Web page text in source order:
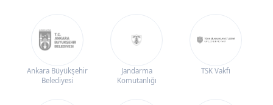
Ankara Büyükşehir
Belediyesi
Jandarma
Komutanlığı
TSK Vakfı